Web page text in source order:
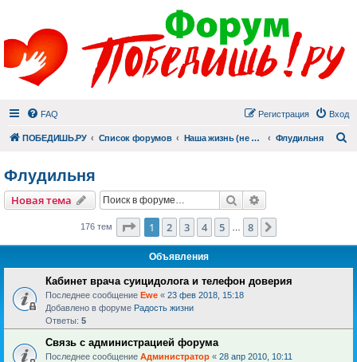
FAQ Вход
Регистрация
ПОБЕДИШЬ.РУ Список форумов Наша жизнь (не всё же о суициде!) Флудильня
Флудильня
Новая тема Поиск
176 тем Страница из
1 2 3 4 5 8
Объявления
Кабинет врача суицидолога и телефон доверия
Последнее сообщение Ewe « 23 фев 2018, 15:18
Добавлено в форуме Радость жизни
Ответы: 5
Связь с администрацией форума
Последнее сообщение Администратор « 28 апр 2010, 10:11